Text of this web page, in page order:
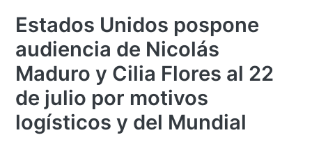
Estados Unidos pospone
audiencia de Nicolás
Maduro y Cilia Flores al 22
de julio por motivos
logísticos y del Mundial